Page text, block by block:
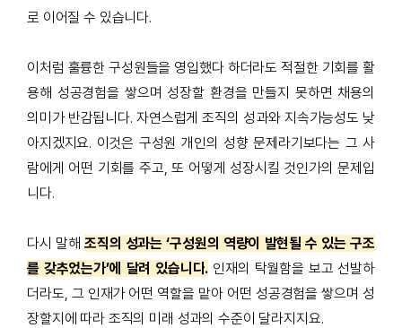
로 이어질 수 있습니다.
이처럼 훌륭한 구성원들을 영입했다 하더라도 적절한 기회를 활
용해 성공경험을 쌓으며 성장할 환경을 만들지 못하면 채용의
의미가 반감됩니다.자연스럽게 조직의 성과와 지속가능성도 낮
아지겠지요. 이것은 구성원 개인의 성향 문제라기보다는 그 사
람에게 어떤 기회를 주고, 또 어떻게 성장시킬 것인가의 문제입
니다.
다시 말해 조직의 성과는 ‘구성원의 역량이 발현될 수 있는 구조
를 갖추었는가’에 달려 있습니다. 인재의 탁월함을 보고 선발하
더라도, 그 인재가 어떤 역할을 맡아 어떤 성공경험을 쌓으며 성
장할지에 따라 조직의 미래 성과의 수준이 달라지지요.